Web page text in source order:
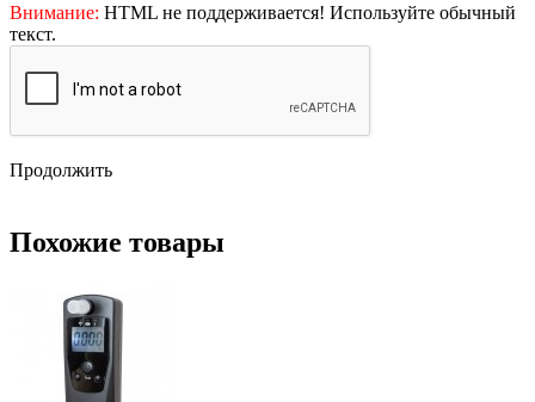
Внимание: HTML не поддерживается! Используйте обычный
текст.
Продолжить
Похожие товары